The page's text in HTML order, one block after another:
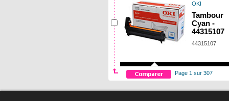
OKI
Tambour
Cyan -
44315107
44315107
Page 1 sur 307